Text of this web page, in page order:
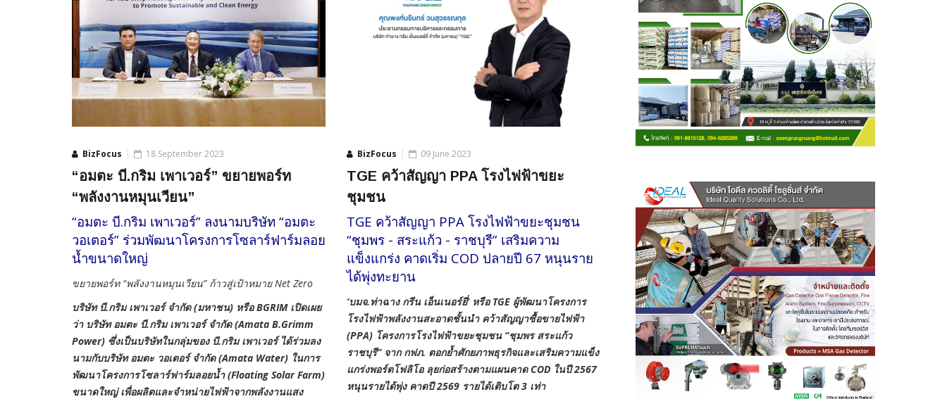
BizFocus 18 September 2023
“อมตะ บี.กริม เพาเวอร์” ขยายพอร์ท
“พลังงานหมุนเวียน”
“อมตะ บี.กริม เพาเวอร์” ลงนามบริษัท “อมตะ
วอเตอร์” ร่วมพัฒนาโครงการโซลาร์ฟาร์มลอย
น้ำขนาดใหญ่
ขยายพอร์ท “พลังงานหมุนเวียน” ก้าวสู่เป้าหมาย Net Zero
บริษัท บี.กริม เพาเวอร์ จํากัด (มหาชน) หรือ BGRIM เปิดเผย
ว่า บริษัท อมตะ บี.กริม เพาเวอร์ จำกัด (Amata B.Grimm
Power) ซึ่งเป็นบริษัทในกลุ่มของ บี.กริม เพาเวอร์ ได้ร่วมลง
นามกับบริษัท อมตะ วอเตอร์ จำกัด (Amata Water) ในการ
พัฒนาโครงการโซลาร์ฟาร์มลอยน้ำ (Floating Solar Farm)
ขนาดใหญ่ เพื่อผลิตและจำหน่ายไฟฟ้าจากพลังงานแสง
BizFocus 09 June 2023
TGE คว้าสัญญา PPA โรงไฟฟ้าขยะ
ชุมชน
TGE คว้าสัญญา PPA โรงไฟฟ้าขยะชุมชน
“ชุมพร - สระแก้ว - ราชบุรี” เสริมความ
แข็งแกร่ง คาดเริ่ม COD ปลายปี 67 หนุนราย
ได้พุ่งทะยาน
‘บมจ.ท่าฉาง กรีน เอ็นเนอร์ยี่’ หรือ TGE ผู้พัฒนาโครงการ
โรงไฟฟ้าพลังงานสะอาดชั้นนำ คว้าสัญญาซื้อขายไฟฟ้า
(PPA) โครงการโรงไฟฟ้าขยะชุมชน “ชุมพร สระแก้ว
ราชบุรี” จาก กฟภ. ตอกย้ำศักยภาพธุรกิจและเสริมความแข็ง
แกร่งพอร์ตโฟลิโอ ลุยก่อสร้างตามแผนคาด COD ในปี 2567
หนุนรายได้พุ่ง คาดปี 2569 รายได้เติบโต 3 เท่า